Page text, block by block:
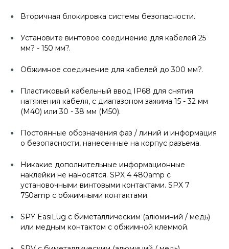
Вторичная блокировка системы безопасности.
Установите винтовое соединение для кабелей 25
мм? - 150 мм?.
Обжимное соединение для кабелей до 300 мм?.
Пластиковый кабельный ввод IP68 для снятия
натяжения кабеля, с диапазоном зажима 15 - 32 мм
(M40) или 30 - 38 мм (M50).
Постоянные обозначения фаз / линий и информация
о безопасности, нанесенные на корпус разъема.
Никакие дополнительные информационные
наклейки не наносятся. SPX 4 480amp с
установочными винтовыми контактами. SPX 7
750amp с обжимными контактами.
SPY EasiLug с биметаллическим (алюминий / медь)
или медным контактом с обжимной клеммой.